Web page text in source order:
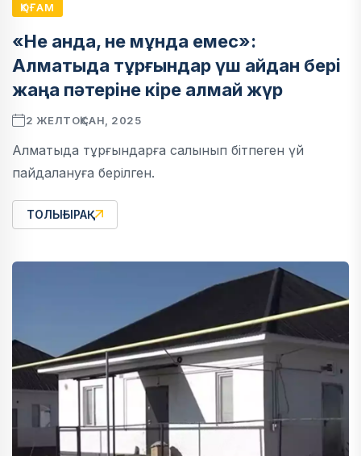
ҚОҒАМ
«Не анда, не мұнда емес»:
Алматыда тұрғындар үш айдан бері
жаңа пәтеріне кіре алмай жүр
2 ЖЕЛТОҚСАН, 2025
Алматыда тұрғындарға салынып бітпеген үй
пайдалануға берілген.
ТОЛЫҒЫРАҚ